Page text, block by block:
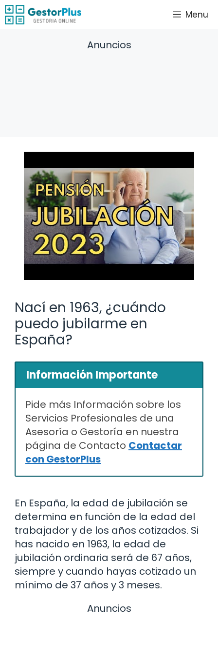
Saltar
al
Menu
Anuncios
Nací en 1963, ¿cuándo
puedo jubilarme en
España?
Información Importante
Pide más Información sobre los
Servicios Profesionales de una
Asesoría o Gestoría en nuestra
página de Contacto Contactar
con GestorPlus
En España, la edad de jubilación se
determina en función de la edad del
trabajador y de los años cotizados. Si
has nacido en 1963, la edad de
jubilación ordinaria será de 67 años,
siempre y cuando hayas cotizado un
mínimo de 37 años y 3 meses.
Anuncios